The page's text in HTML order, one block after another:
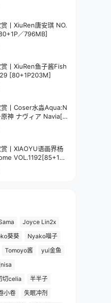
丨XiuRen唐安琪 NO.
／796MB]
丨XiuRen鱼子酱Fish
[80+1P203M]
丨Coser水淼Aqua:N
神 ナヴィア Navia[5
丨XIAOYU语画界杨
VOL.1192[85+1P
Joyce Lin2x
葵葵
Nyako喵子
Tomoyo酱
yui金鱼
切celia
半半子
小卷
失眠冲剂